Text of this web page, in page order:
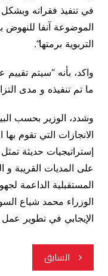
في تنفيذ فقراته
الموضوعة آنفا للنهوض
التربوية برمتها”.
واكد، بأنه “سيتم تقييم
ما تم تنفيذه و مدى
وشدد، الوزير بحسب
الانجازات التي تقوم
إستراتيجيات حديثة
على المديات القريبة و
المستقبلية الداعمة
الوزراء محمد شياع
الإيجابي في تطوير عمل
تصفّح
السابق